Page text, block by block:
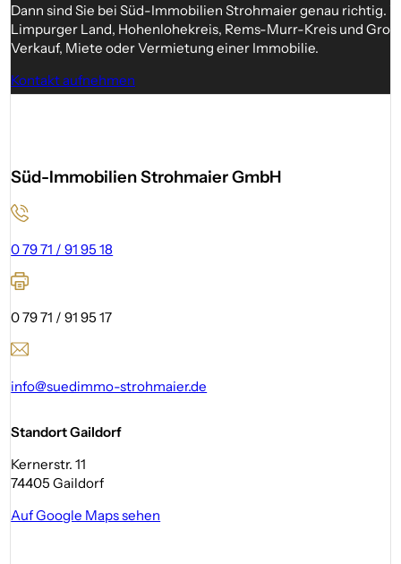
Dann sind Sie bei Süd-Immobilien Strohmaier genau richtig.
Limpurger Land, Hohenlohekreis, Rems-Murr-Kreis und
Verkauf, Miete oder Vermietung einer Immobilie.
Kontakt aufnehmen
Süd-Immobilien Strohmaier GmbH
0 79 71 / 91 95 18
0 79 71 / 91 95 17
info@suedimmo-strohmaier.de
Standort Gaildorf
Kernerstr. 11
74405 Gaildorf
Auf Google Maps sehen